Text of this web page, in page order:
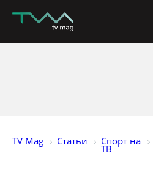
TV Mag Статьи Спорт на
ТВ